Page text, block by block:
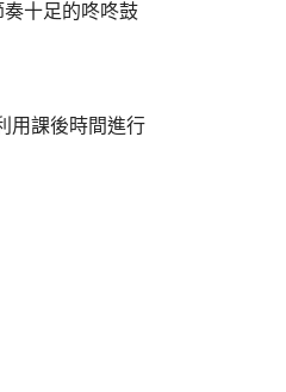
十足的咚咚鼓
用課後時間進行